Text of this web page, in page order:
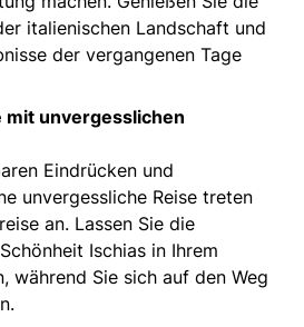
italienischen Landschaft und
der vergangenen Tage
mit unvergesslichen
Eindrücken und
unvergessliche Reise treten
an. Lassen Sie die
Ischias in Ihrem
während Sie sich auf den Weg